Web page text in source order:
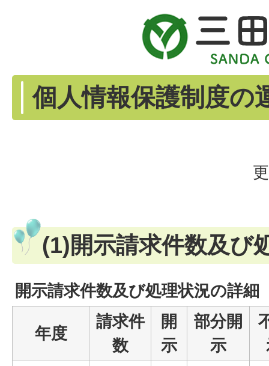
個人情報保護制度の
(1)開示請求件数及び
開示請求件数及び処理状況の詳細
年度
請求件
数
開
示
部分開
示